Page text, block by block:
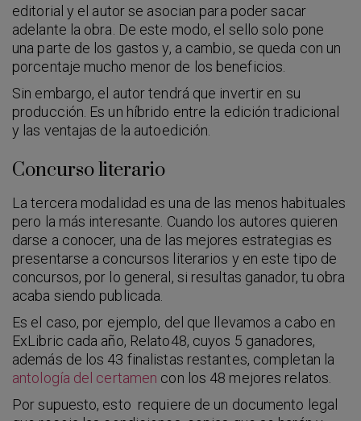
editorial y el autor se asocian para poder sacar
adelante la obra. De este modo, el sello solo pone
una parte de los gastos y, a cambio, se queda con un
porcentaje mucho menor de los beneficios.
Sin embargo, el autor tendrá que invertir en su
producción. Es un híbrido entre la edición tradicional
y las ventajas de la autoedición.
Concurso literario
La tercera modalidad es una de las menos habituales
pero la más interesante. Cuando los autores quieren
darse a conocer, una de las mejores estrategias es
presentarse a concursos literarios y en este tipo de
concursos, por lo general, si resultas ganador, tu obra
acaba siendo publicada.
Es el caso, por ejemplo, del que llevamos a cabo en
ExLibric cada año, Relato48, cuyos 5 ganadores,
además de los 43 finalistas restantes, completan la
antología del certamen con los 48 mejores relatos.
Por supuesto, esto requiere de un documento legal